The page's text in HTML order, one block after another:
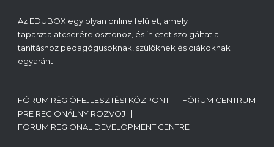
Az EDUBOX egy olyan online felület, amely
tapasztalatcserére ösztönöz, és ihletet szolgáltat a
tanításhoz pedagógusoknak, szülőknek és diákoknak
egyaránt.
FÓRUM RÉGIÓFEJLESZTÉSI KÖZPONT | FÓRUM CENTRUM
PRE REGIONÁLNY ROZVOJ |
FORUM REGIONAL DEVELOPMENT CENTRE